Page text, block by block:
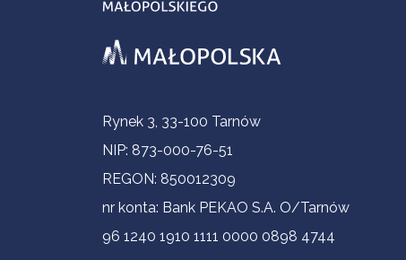
Informacje kontaktowe
Rynek 3, 33-100 Tarnów
NIP: 873-000-76-51
REGON: 850012309
nr konta: Bank PEKAO S.A. O/Tarnów
96 1240 1910 1111 0000 0898 4744